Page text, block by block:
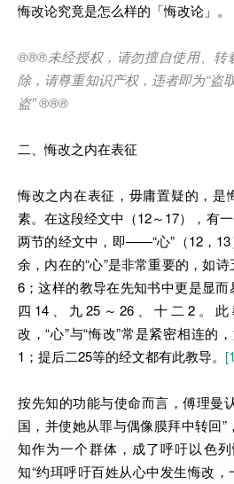
悔改论究竟是怎么样的「悔改论」。
®®®未经授权，请勿擅自使用、
除，请尊重知识产权，违者即为“盗
盗” ®®®
二、悔改之内在表征
悔改之内在表征，毋庸置疑的，是
素。在这段经文中（12～17），有
两节的经文中，即——“心”（12，
余，内在的“心”是非常重要的，如
6；这样的教导在先知书中更是显
四14、九25～26、十二2。
改，“心”与“悔改”常是紧密相连的
1；提后二25等的经文都有此教导。
按先知的功能与使命而言，傅理曼
国，并使她从罪与偶像膜拜中转回”，
知作为一个群体，成了呼吁以色
知“约珥呼吁百姓从心中发生悔改